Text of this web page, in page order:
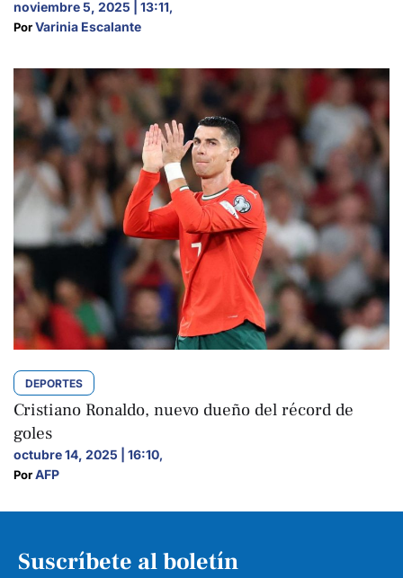
noviembre 5, 2025 | 13:11,
Por Varinia Escalante
DEPORTES
Cristiano Ronaldo, nuevo dueño del récord de
goles
octubre 14, 2025 | 16:10,
Por AFP
Suscríbete al boletín